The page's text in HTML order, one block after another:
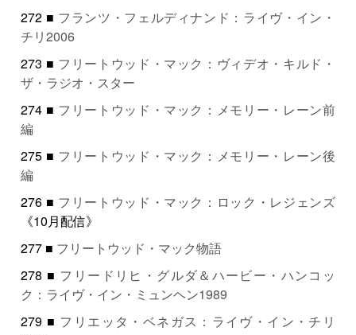
272 ■ フランツ・フェルディナンド：ライヴ・イン・
チリ2006
273 ■ フリートウッド・マック：ヴィデオ・キルド・
ザ・ラジオ・スター
274 ■ フリートウッド・マック：メモリー・レーン前
編
275 ■ フリートウッド・マック：メモリー・レーン後
編
276 ■ フリートウッド・マック：ロック・レジェンズ
《10月配信》
277 ■ フリートウッド・マック物語
278 ■ フリードリヒ・グルダ＆ハービー・ハンコッ
ク：ライヴ・イン・ミュンヘン1989
279 ■ フリエッタ・ベネガス：ライヴ・イン・チリ